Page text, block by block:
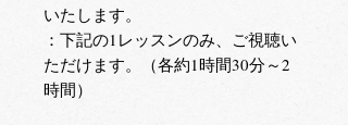
いたします。
：下記の1レッスンのみ、ご視聴い
ただけます。（各約1時間30分～2
時間）